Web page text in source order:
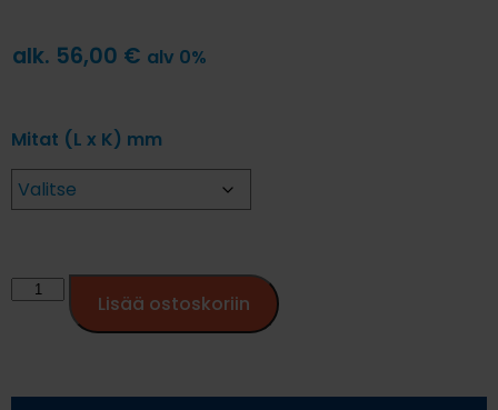
alk. 56,00 € alv 0%
Mitat (L x K) mm
Lisää ostoskoriin